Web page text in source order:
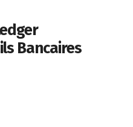
Bancaires